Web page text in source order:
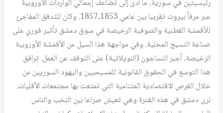
رئيسيتين في سورية، ما أدى إلى تضاعف إجمالي الواردات الأوروبية
عبر مرفأ بيروت تقريبا بين عامي 1853ـ1857. وكان للتدفق المفاجئ
للأقمشة القطنية والصوفية الرخيصة في سوق دمشق تأثير فوري على
صناعة النسيج المحلية. وفي مواجهة هذا السيل من الأقمشة الأوروبية
الرخيصة، أجبر النساجون (النويلاتية) على التوقف عن العمل. ترافق
هذا التوسع في الحقوق القانونية للمسيحيين واليهود السوريين من
خلال الفرص الاقتصادية المتنامية التي تمتعت بها مجتمعات الأقليات.
نرى دمشق في هذه الفترة وهي تعيش صراعا بين النخب والناس